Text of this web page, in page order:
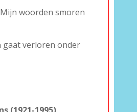
woorden smoren
gaat verloren onder